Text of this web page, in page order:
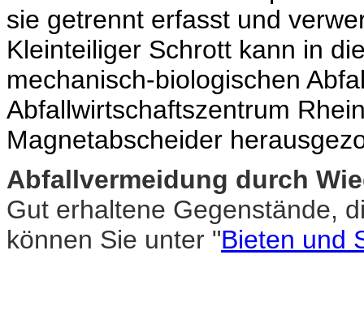
sie getrennt erfasst und
Kleinteiliger Schrott kann in
mechanisch-biologischen
Abfallwirtschaftszentrum
Magnetabscheider
Abfallvermeidung durch
Gut erhaltene Gegenstände,
können Sie unter "Bieten und